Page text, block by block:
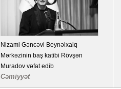
Nizami Gəncəvi Beynəlxalq
Mərkəzinin baş katibi Rövşən
Muradov vəfat edib
Cəmiyyət